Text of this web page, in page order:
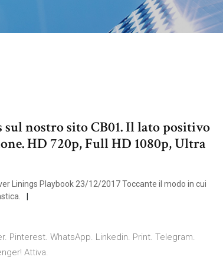
nostro sito CB01. Il lato positivo
HD 720p, Full HD 1080p, Ultra
Linings Playbook 23/12/2017 Toccante il modo in cui
Pinterest. WhatsApp. Linkedin. Print. Telegram.
Attiva.